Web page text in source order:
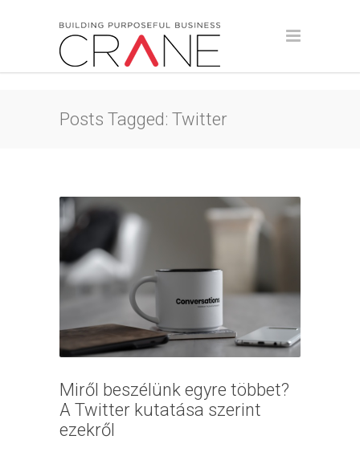
Posts Tagged: Twitter
Miről beszélünk egyre többet?
A Twitter kutatása szerint
ezekről